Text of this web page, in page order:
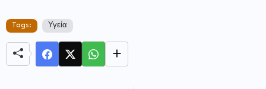
Tags: Υγεία